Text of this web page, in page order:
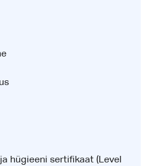
hügieeni sertifikaat (Level